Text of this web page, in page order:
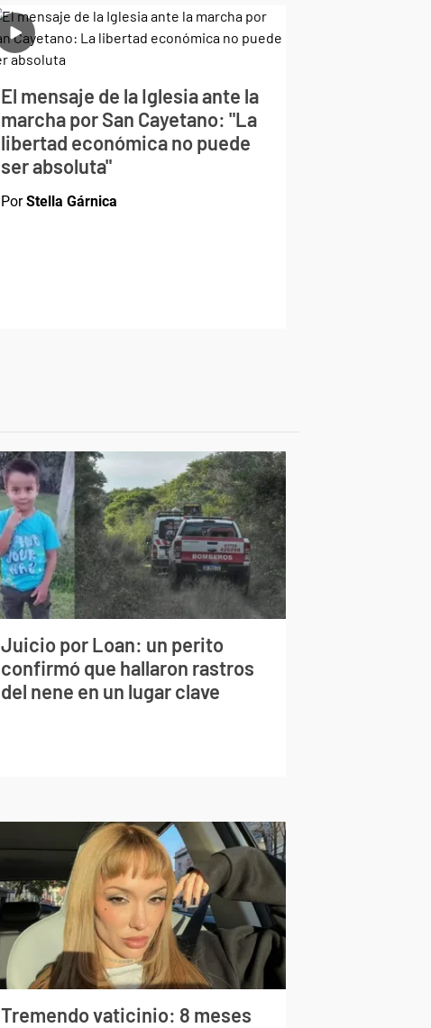
El mensaje de la Iglesia ante la
marcha por San Cayetano: "La
libertad económica no puede
ser absoluta"
PorStella Gárnica
Juicio por Loan: un perito
confirmó que hallaron rastros
del nene en un lugar clave
Tremendo vaticinio: 8 meses